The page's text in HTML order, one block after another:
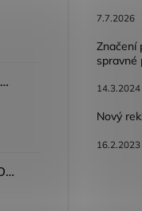
Dámské kalhoty ARDON®JASVENA šedá
Tričko ARDON®ULTRITE®GO! dámské růžová
7.7.2026
Značení
spravné
14.3.2024
Nový
16.2.2023